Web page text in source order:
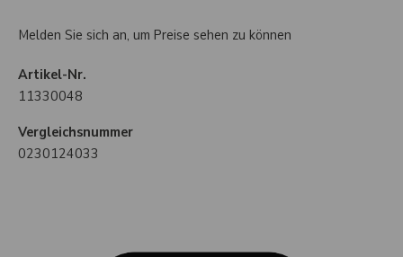
Melden Sie sich an, um Preise sehen zu können
Artikel-Nr.
11330048
Vergleichsnummer
0230124033